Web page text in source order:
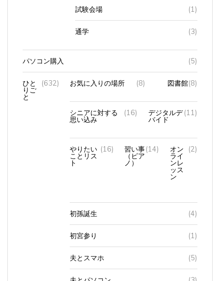
試験会場 (1)
通学 (3)
パソコン購入 (5)
ひと
りご
と
(632) お気に入りの場所 (8) 図書館(8)
シニアに対する
思い込み
(16) デジタルデ
バイド
(11)
やりたい
ことリス
ト
(16) 習い事
（ピア
ノ）
(14) オン
ライ
ンレ
ッス
ン
(2)
初孫誕生 (4)
初宮参り (1)
夫とスマホ (5)
夫とパソコン (3)